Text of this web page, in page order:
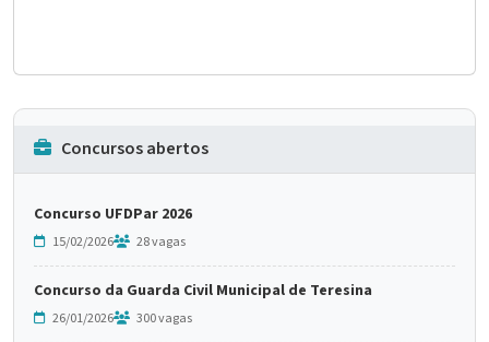
Concursos abertos
Concurso UFDPar 2026
15/02/2026 28 vagas
Concurso da Guarda Civil Municipal de Teresina
26/01/2026 300 vagas